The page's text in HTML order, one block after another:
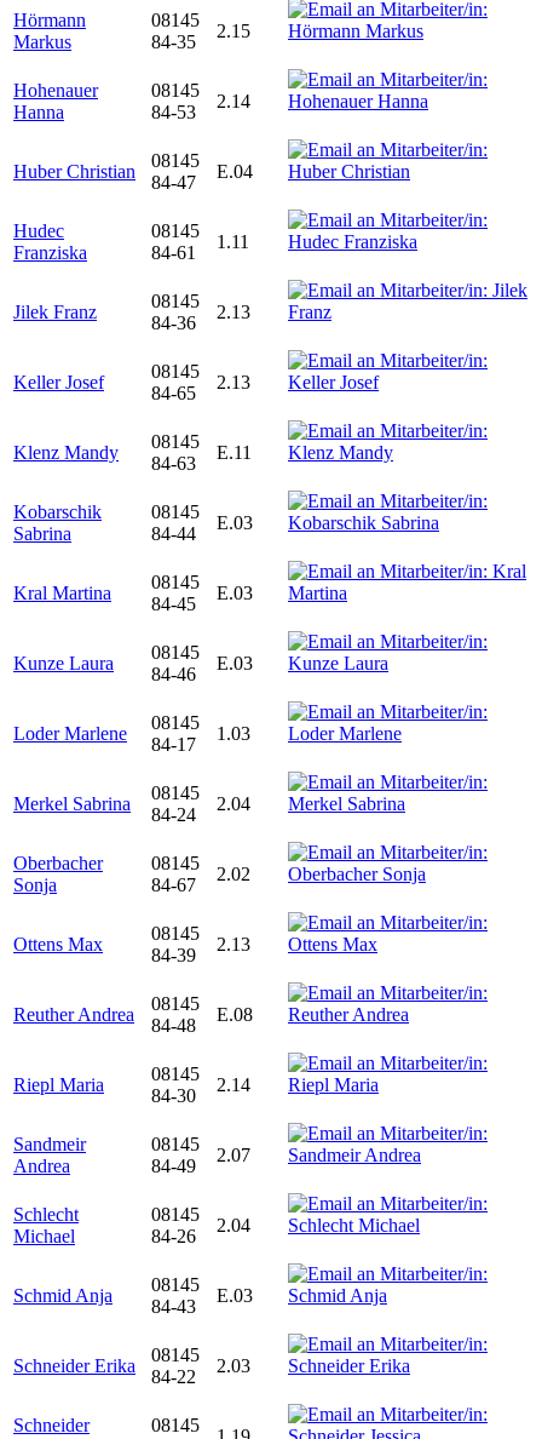
Hörmann
Markus
08145
84-35
2.15
Hohenauer
Hanna
08145
84-53
2.14
Huber Christian
08145
84-47
E.04
Hudec
Franziska
08145
84-61
1.11
Jilek Franz
08145
84-36
2.13
Keller Josef
08145
84-65
2.13
Klenz Mandy
08145
84-63
E.11
Kobarschik
Sabrina
08145
84-44
E.03
Kral Martina
08145
84-45
E.03
Kunze Laura
08145
84-46
E.03
Loder Marlene
08145
84-17
1.03
Merkel Sabrina
08145
84-24
2.04
Oberbacher
Sonja
08145
84-67
2.02
Ottens Max
08145
84-39
2.13
Reuther Andrea
08145
84-48
E.08
Riepl Maria
08145
84-30
2.14
Sandmeir
Andrea
08145
84-49
2.07
Schlecht
Michael
08145
84-26
2.04
Schmid Anja
08145
84-43
E.03
Schneider Erika
08145
84-22
2.03
Schneider
08145